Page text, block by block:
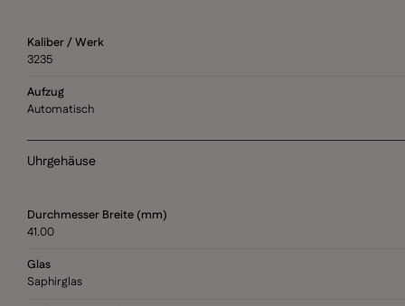
Kaliber / Werk
3235
Aufzug
Automatisch
Uhrgehäuse
Durchmesser Breite (mm)
41.00
Glas
Saphirglas